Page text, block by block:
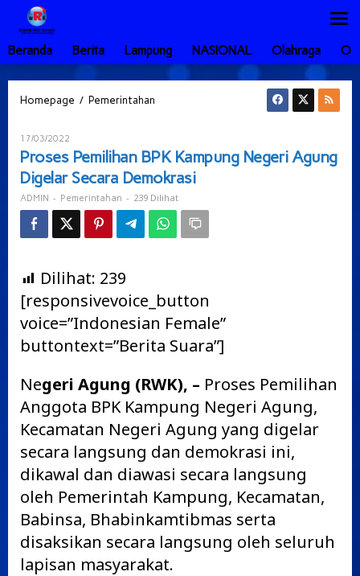
Lewati
konten
Beranda
Berita Lampung NASIONAL Olahraga
Homepage / Pemerintahan
Negeri
Agung
Secara
Demokrasi
17/03/2022
ADMIN
Proses Pemilihan BPK Kampung Negeri Agung
Digelar Secara Demokrasi
ADMIN - Pemerintahan - 239 Dilihat
Dilihat: 239
[responsivevoice_button
voice=”Indonesian Female”
buttontext=”Berita Suara”]
Negeri Agung (RWK), – Proses Pemilihan
Anggota BPK Kampung Negeri Agung,
Kecamatan Negeri Agung yang digelar
secara langsung dan demokrasi ini,
dikawal dan diawasi secara langsung
oleh Pemerintah Kampung, Kecamatan,
Babinsa, Bhabinkamtibmas serta
disaksikan secara langsung oleh seluruh
lapisan masyarakat.